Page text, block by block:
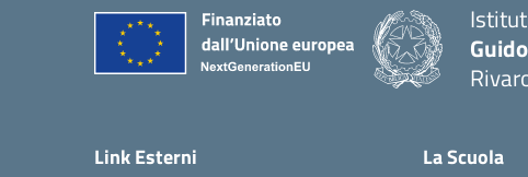
Link Esterni La Scuola